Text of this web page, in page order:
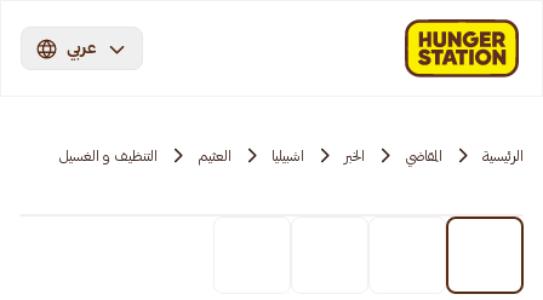
عربي
الرئيسية المقاضي الخبر اشبيليا العثيم التنظيف و الغسيل